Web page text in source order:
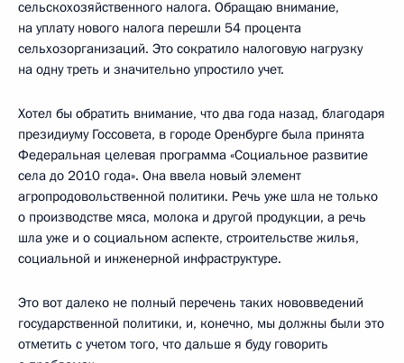
сельскохозяйственного налога. Обращаю внимание,
на уплату нового налога перешли 54 процента
сельхозорганизаций. Это сократило налоговую нагрузку
на одну треть и значительно упростило учет.
Хотел бы обратить внимание, что два года назад, благодаря
президиуму Госсовета, в городе Оренбурге была принята
Федеральная целевая программа «Социальное развитие
села до 2010 года». Она ввела новый элемент
агропродовольственной политики. Речь уже шла не только
о производстве мяса, молока и другой продукции, а речь
шла уже и о социальном аспекте, строительстве жилья,
социальной и инженерной инфраструктуре.
Это вот далеко не полный перечень таких нововведений
государственной политики, и, конечно, мы должны были это
отметить с учетом того, что дальше я буду говорить